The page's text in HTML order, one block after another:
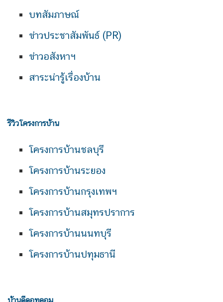
บทสัมภาษณ์
ข่าวประชาสัมพันธ์ (PR)
ข่าวอสังหาฯ
สาระน่ารู้เรื่องบ้าน
รีวิวโครงการบ้าน
โครงการบ้านชลบุรี
โครงการบ้านระยอง
โครงการบ้านกรุงเทพฯ
โครงการบ้านสมุทรปราการ
โครงการบ้านนนทบุรี
โครงการบ้านปทุมธานี